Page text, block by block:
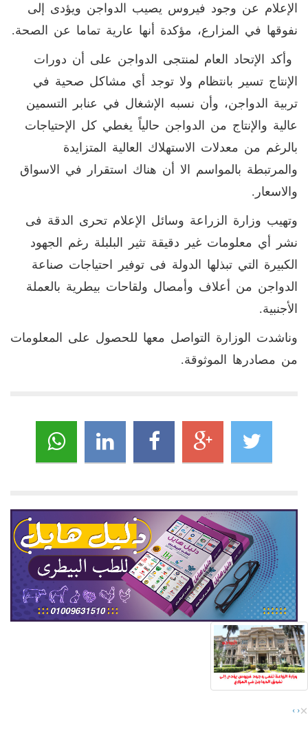
الإعلام عن وجود فيروس يصيب الدواجن ويؤدى إلى
نفوقها في المزارع، مؤكدة أنها عارية تماما عن الصحة.
وأكد الإتحاد العام لمنتجى الدواجن على أن دورات
الإنتاج تسير بانتظام ولا توجد أي مشاكل صحية في
تربية الدواجن، وأن نسبه الإشغال في عنابر التسمين
عالية والإنتاج من الدواجن حالياً يغطي كل الإحتياجات
بالرغم من معدلات الاستهلاك العالية المتزايدة
والمرتبطة بالمواسم الا أن هناك استقرار في الاسواق
والاسعار .
وتهيب وزارة الزراعة وسائل الإعلام تحرى الدقة فى
نشر أي معلومات غير دقيقة تثير البلبلة رغم الجهود
الكبيرة التي تبذلها الدولة فى توفير احتياجات صناعة
الدواجن من أعلاف وأمصال ولقاحات بيطرية بالعملة
الأجنبية.
وناشدت الوزارة التواصل معها للحصول على المعلومات
من مصادرها الموثوقة.
‹
› ×